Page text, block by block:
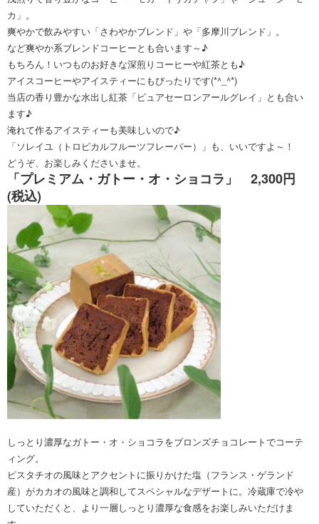
カ」。
爽やかで飲みやすい「さわやかブレンド」や「多摩川ブレンド」。
など爽やか系ブレンドコーヒーとも合います～♪
もちろん！いつものお好きな深煎りコーヒーや紅茶とも♪
アイスコーヒーやアイスティーにもぴったりです(*^_^*)
当店の香り豊かな水出し紅茶「ピュアセーロンアールグレイ」とも合い
ます♪
淹れて作るアイスティーも美味しいので♪
「ソレイユ（トロピカルフルーツフレーバー）」も、いいですよ～！
どうぞ、お楽しみくださいませ。
「プレミアム・ガトー・オ・ショコラ」 2,300円
(税込)
しっとり濃厚なガトー・オ・ショコラをブロンズチョコレートでコーテ
ィング。
ピスタチオの風味とアクセントに振りかけた塩（フランス・ゲランド
産）がカカオの風味と調和してスペシャルなデザートに。冷蔵庫で冷や
していただくと、より一層しっとり濃厚な食感をお楽しみいただけま